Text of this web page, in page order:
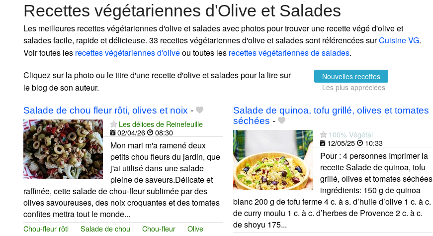
Recettes végétariennes d'Olive et Salades
Les meilleures recettes végétariennes d'olive et salades avec photos pour trouver une recette végé d'olive et
salades facile, rapide et délicieuse. 33 recettes végétariennes d'olive et salades sont référencées surCuisine VG.
Voir toutes les recettes végétariennes d'oliveou toutes les recettes végétariennes de salades.
Cliquez sur la photo ou le titre d'une recette d'olive et salades pour la lire sur
le blog de son auteur.
Nouvelles recettes
Les plus appréciées
Salade de chou fleur rôti, olives et noix -
Les délices de Reinefeuille
02/04/26
08:30
Mon mari m'a ramené deux
petits chou fleurs du jardin, que
j'ai utilisé dans une salade
pleine de saveurs.Délicate et
raffinée, cette salade de chou-fleur sublimée par des
olives savoureuses, des noix croquantes et des tomates
confites mettra tout le monde...
Chou-fleur rôti Salade de chou Chou-fleur
Olive
Salade de quinoa, tofu grillé, olives et tomates
séchées -
100% Végétal
12/05/25
10:33
Pour : 4 personnes Imprimer la
recette Salade de quinoa, tofu
grillé, olives et tomates séchées
ingrédients: 150 g de quinoa
blanc 200 g de tofu ferme 4 c. à s. d’huile d’olive 1 c. à c.
de curry moulu 1 c. à c. d’herbes de Provence 2 c. à c.
de shoyu 175...